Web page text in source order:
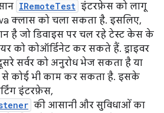
IRemoteTest इंटरफ़ेस को लागू
क्लास को चला सकता है. इसलिए,
है जो डिवाइस पर चल रहे टेस्ट केस के
को कोऑर्डिनेट कर सकते हैं. ड्राइवर
सर्वर को अनुरोध भेज सकता है या
कोई भी काम कर सकता है. इसके
इंटरफ़ेस,
की आसानी और सुविधाओं का